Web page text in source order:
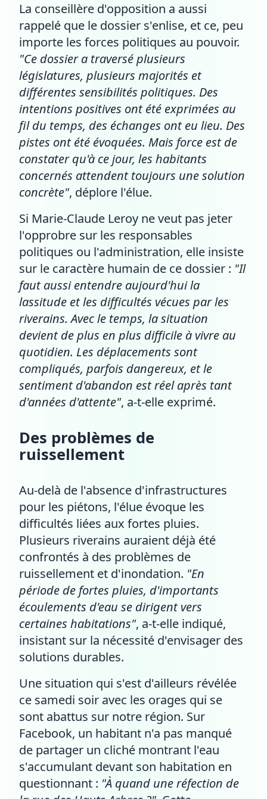
La conseillère d'opposition a aussi
rappelé que le dossier s'enlise, et ce, peu
importe les forces politiques au pouvoir.
"Ce dossier a traversé plusieurs
législatures, plusieurs majorités et
différentes sensibilités politiques. Des
intentions positives ont été exprimées au
fil du temps, des échanges ont eu lieu. Des
pistes ont été évoquées. Mais force est de
constater qu'à ce jour, les habitants
concernés attendent toujours une solution
concrète", déplore l'élue.
Si Marie-Claude Leroy ne veut pas jeter
l'opprobre sur les responsables
politiques ou l'administration, elle insiste
sur le caractère humain de ce dossier : "Il
faut aussi entendre aujourd'hui la
lassitude et les difficultés vécues par les
riverains. Avec le temps, la situation
devient de plus en plus difficile à vivre au
quotidien. Les déplacements sont
compliqués, parfois dangereux, et le
sentiment d'abandon est réel après tant
d'années d'attente", a-t-elle exprimé.
Des problèmes de
ruissellement
Au-delà de l'absence d'infrastructures
pour les piétons, l'élue évoque les
difficultés liées aux fortes pluies.
Plusieurs riverains auraient déjà été
confrontés à des problèmes de
ruissellement et d'inondation. "En
période de fortes pluies, d'importants
écoulements d'eau se dirigent vers
certaines habitations", a-t-elle indiqué,
insistant sur la nécessité d'envisager des
solutions durables.
Une situation qui s'est d'ailleurs révélée
ce samedi soir avec les orages qui se
sont abattus sur notre région. Sur
Facebook, un habitant n'a pas manqué
de partager un cliché montrant l'eau
s'accumulant devant son habitation en
questionnant : "À quand une réfection de